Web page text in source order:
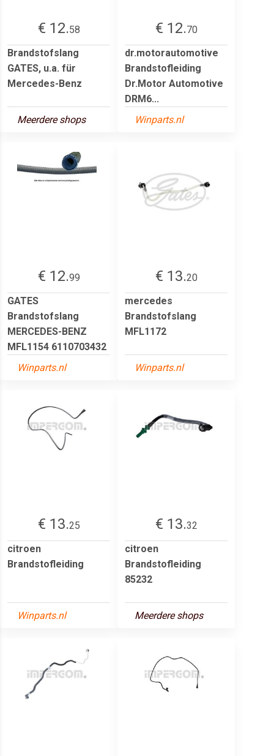
€ 12.58
Brandstofslang
GATES, u.a. für
Mercedes-Benz
Meerdere shops
€ 12.70
dr.motorautomotive
Brandstofleiding
Dr.Motor Automotive
DRM6...
Winparts.nl
€ 12.99
GATES
Brandstofslang
MERCEDES-BENZ
MFL1154 6110703432
Winparts.nl
€ 13.20
mercedes
Brandstofslang
MFL1172
Winparts.nl
€ 13.25
citroen
Brandstofleiding
Winparts.nl
€ 13.32
citroen
Brandstofleiding
85232
Meerdere shops